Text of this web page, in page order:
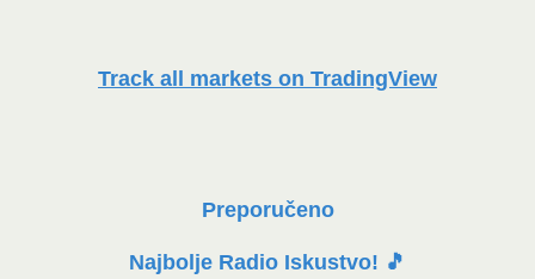
Track all markets on TradingView
Preporučeno
Najbolje Radio Iskustvo! 🎵